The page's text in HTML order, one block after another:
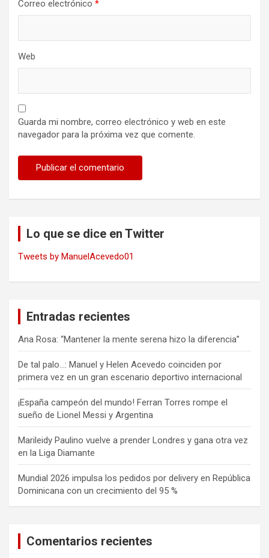
Correo electrónico *
Web
Guarda mi nombre, correo electrónico y web en este
navegador para la próxima vez que comente.
Lo que se dice en Twitter
Tweets by ManuelAcevedo01
Entradas recientes
Ana Rosa: “Mantener la mente serena hizo la diferencia”
De tal palo…: Manuel y Helen Acevedo coinciden por
primera vez en un gran escenario deportivo internacional
¡España campeón del mundo! Ferran Torres rompe el
sueño de Lionel Messi y Argentina
Marileidy Paulino vuelve a prender Londres y gana otra vez
en la Liga Diamante
Mundial 2026 impulsa los pedidos por delivery en República
Dominicana con un crecimiento del 95 %
Comentarios recientes